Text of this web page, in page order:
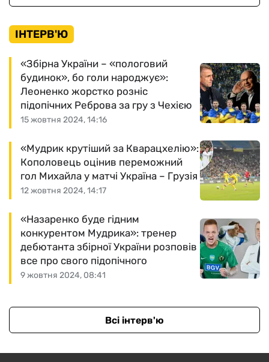
ІНТЕРВ'Ю
15 жовтня 2024, 14:16
«Збірна України – «пологовий
будинок», бо голи народжує»:
Леоненко жорстко розніс
підопічних Реброва за гру з Чехією
12 жовтня 2024, 14:17
«Мудрик крутіший за Кварацхелію»:
Кополовець оцінив переможний
гол Михайла у матчі Україна – Грузія
9 жовтня 2024, 08:41
«Назаренко буде гідним
конкурентом Мудрика»: тренер
дебютанта збірної України розповів
все про свого підопічного
Всі інтерв'ю